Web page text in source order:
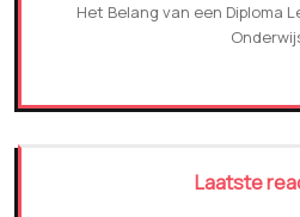
Het Belang van een Diploma
Laatste